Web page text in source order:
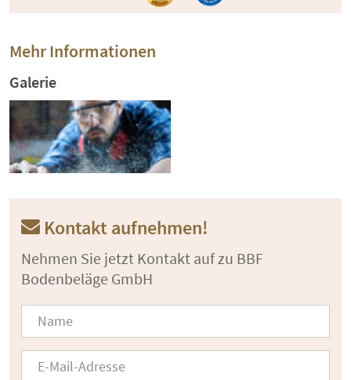
Mehr Informationen
Galerie
Kontakt aufnehmen!
Nehmen Sie jetzt Kontakt auf zu BBF
Bodenbeläge GmbH